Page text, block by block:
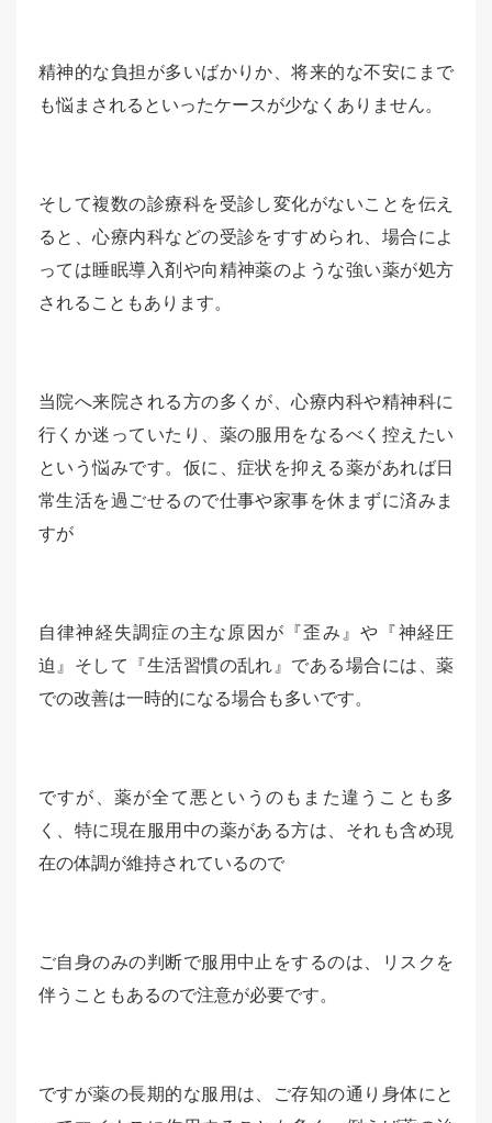
精神的な負担が多いばかりか、将来的な不安にまで
も悩まされるといったケースが少なくありません。
そして複数の診療科を受診し変化がないことを伝え
ると、心療内科などの受診をすすめられ、場合によ
っては睡眠導入剤や向精神薬のような強い薬が処方
されることもあります。
当院へ来院される方の多くが、心療内科や精神科に
行くか迷っていたり、薬の服用をなるべく控えたい
という悩みです。仮に、症状を抑える薬があれば日
常生活を過ごせるので仕事や家事を休まずに済みま
すが
自律神経失調症の主な原因が『歪み』や『神経圧
迫』そして『生活習慣の乱れ』である場合には、薬
での改善は一時的になる場合も多いです。
ですが、薬が全て悪というのもまた違うことも多
く、特に現在服用中の薬がある方は、それも含め現
在の体調が維持されているので
ご自身のみの判断で服用中止をするのは、リスクを
伴うこともあるので注意が必要です。
ですが薬の長期的な服用は、ご存知の通り身体にと